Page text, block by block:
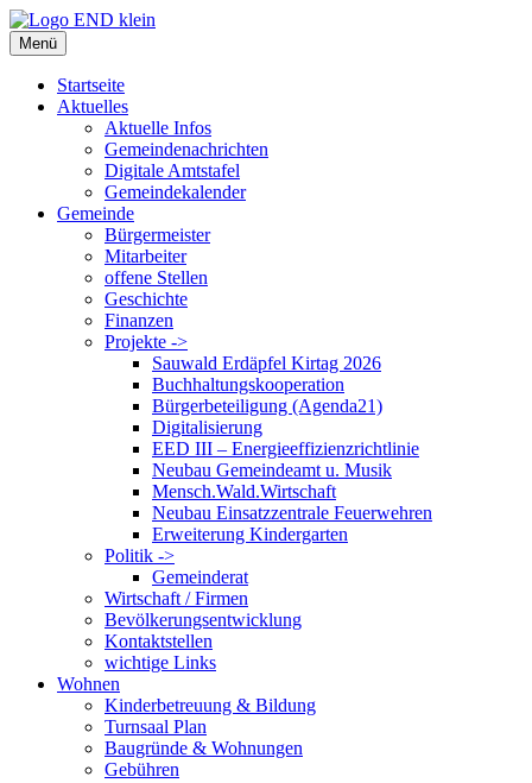
Zum
Inhalt
springen
Menü
Startseite
Aktuelles
Aktuelle Infos
Gemeindenachrichten
Digitale Amtstafel
Gemeindekalender
Gemeinde
Bürgermeister
Mitarbeiter
offene Stellen
Geschichte
Finanzen
Projekte ->
Sauwald Erdäpfel Kirtag 2026
Buchhaltungskooperation
Bürgerbeteiligung (Agenda21)
Digitalisierung
EED III – Energieeffizienzrichtlinie
Neubau Gemeindeamt u. Musik
Mensch.Wald.Wirtschaft
Neubau Einsatzzentrale Feuerwehren
Erweiterung Kindergarten
Politik ->
Gemeinderat
Wirtschaft / Firmen
Bevölkerungsentwicklung
Kontaktstellen
wichtige Links
Wohnen
Kinderbetreuung & Bildung
Turnsaal Plan
Baugründe & Wohnungen
Gebühren